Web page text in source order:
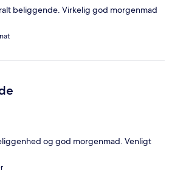
beliggende. Virkelig god morgenmad
og god morgenmad. Venligt